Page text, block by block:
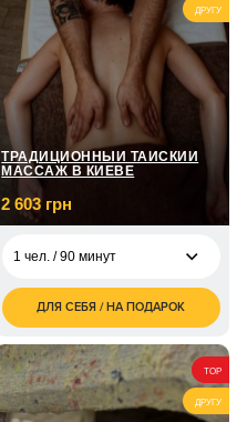
ДРУГУ
ТРАДИЦИОННЫЙ ТАЙСКИЙ
МАССАЖ В КИЕВЕ
2 603 грн
1 чел. / 90 минут
2 603
грн
2 чел. / 90 минут
4 000
грн
ДЛЯ СЕБЯ / НА ПОДАРОК
TOP
ДРУГУ